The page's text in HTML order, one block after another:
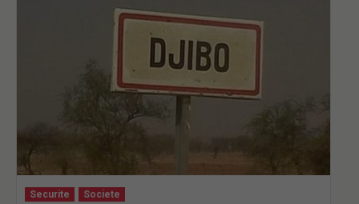
Securite Societe